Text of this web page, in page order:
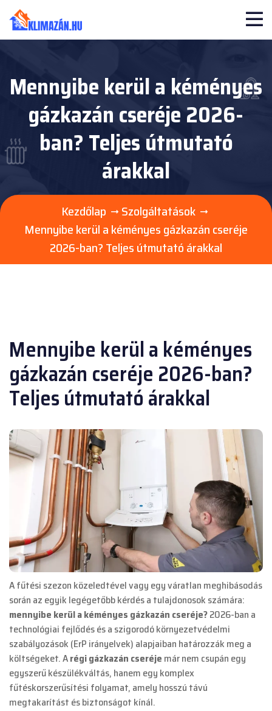
Mennyibe kerül a kéményes
gázkazán cseréje 2026-
ban? Teljes útmutató
árakkal
Kezdőlap
Szolgáltatások
Mennyibe kerül a kéményes gázkazán cseréje
2026-ban? Teljes útmutató árakkal
Mennyibe kerül a kéményes
gázkazán cseréje 2026-ban?
Teljes útmutató árakkal
A fűtési szezon közeledtével vagy egy váratlan meghibásodás
során az egyik legégetőbb kérdés a tulajdonosok számára:
mennyibe kerül a kéményes gázkazán cseréje?2026-ban a
technológiai fejlődés és a szigorodó környezetvédelmi
szabályozások (ErP irányelvek) alapjaiban határozzák meg a
költségeket. Arégi gázkazán cseréje már nem csupán egy
egyszerű készülékváltás, hanem egy komplex
fűtéskorszerűsítési folyamat, amely hosszú távú
megtakarítást és biztonságot kínál.